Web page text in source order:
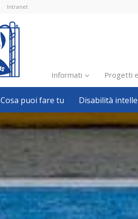
Intranet
Informati Progetti
Cosa puoi fare tu Disabilità